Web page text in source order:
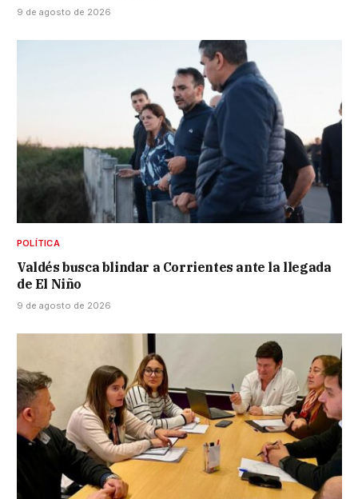
9 de agosto de 2026
POLÍTICA
Valdés busca blindar a Corrientes ante la llegada
de El Niño
9 de agosto de 2026